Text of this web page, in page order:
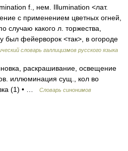
f., нем. Illumination <лат.
с применением цветных огней,
случаю какого л. торжества,
был фейерворок <так>, в огороде
словарь галлицизмов русского языка
раскрашивание, освещение
иллюминация сущ., кол во
(1) • …
Словарь синонимов